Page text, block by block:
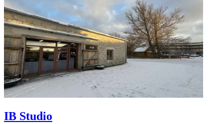
IB Studio